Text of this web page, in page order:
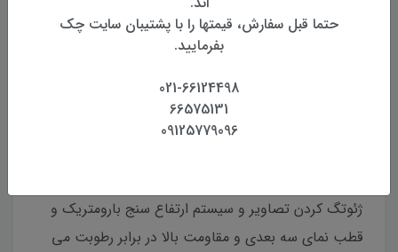
ژئوتگ کردن تصاویر و سیستم ارتفاع سنج بارومتریک و
قطب نمای سه بعدی و مقاومت بالا در برابر رطوبت می
حتما قبل سفارش، قیمتها را با پشتیبان سایت چک
بفرمایید.
021-66124498
66575131
09125779096